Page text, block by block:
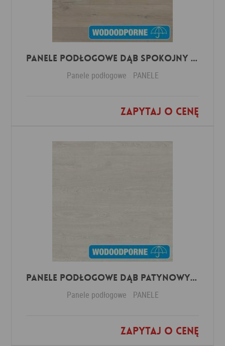
Panele Podłogowe Dąb Spokojny Jasny IMU1854 AC5 12 mm
Panele podłogowe PANELE
Zapytaj o cenę
Dodaj do ulubionych
Panele Podłogowe Dąb Patynowy Klasyczny Jasny IMU3559 AC5 12 mm
Panele podłogowe PANELE
Zapytaj o cenę
Dodaj do ulubionych